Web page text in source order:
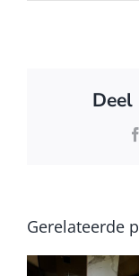
Deel
Gerelateerde